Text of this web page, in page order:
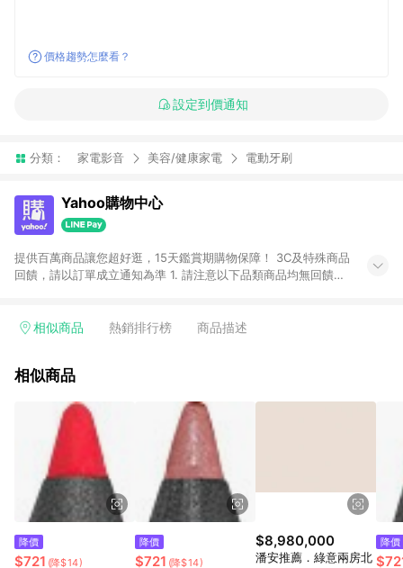
價格趨勢怎麼看？
設定到價通知
分類： 家電影音 美容/健康家電 電動牙刷
Yahoo購物中心
提供百萬商品讓您超好逛，15天鑑賞期購物保障！ 3C及特殊商品
回饋，請以訂單成立通知為準 1. 請注意以下品類商品均無回饋：
電玩/遊戲/相機/單眼/鏡頭/拍立得 [2024/6/1起適用] -內接硬
的購回饋活動享Yahoo超贈點回饋者 - 購物中心商店之商品：商
3. 訂單回饋金額將扣除運費/購物金/超贈點/福利金/紅利折抵/折
價券等虛擬貨幣折抵 4. 大宗採購或批發轉賣不具回饋資格： 如
有相關事證認定您為大宗採購、批發轉賣而非最終消費使用者，
相關認定以Yahoo購物中心之認定為準
相似商品 熱銷排行榜 商品描述
相似商品
降價
$721 (降$14)
降價
$721 (降$14)
$8,980,000
潘安推薦．綠意兩房北
降價